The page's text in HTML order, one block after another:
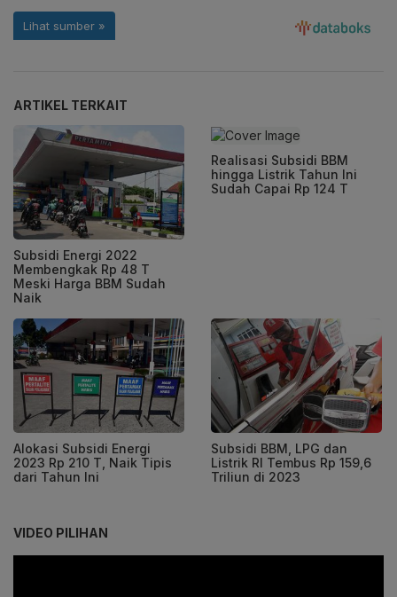
ARTIKEL TERKAIT
Subsidi Energi 2022
Membengkak Rp 48 T
Meski Harga BBM Sudah
Naik
Realisasi Subsidi BBM
hingga Listrik Tahun Ini
Sudah Capai Rp 124 T
Alokasi Subsidi Energi
2023 Rp 210 T, Naik Tipis
dari Tahun Ini
Subsidi BBM, LPG dan
Listrik RI Tembus Rp 159,6
Triliun di 2023
VIDEO PILIHAN